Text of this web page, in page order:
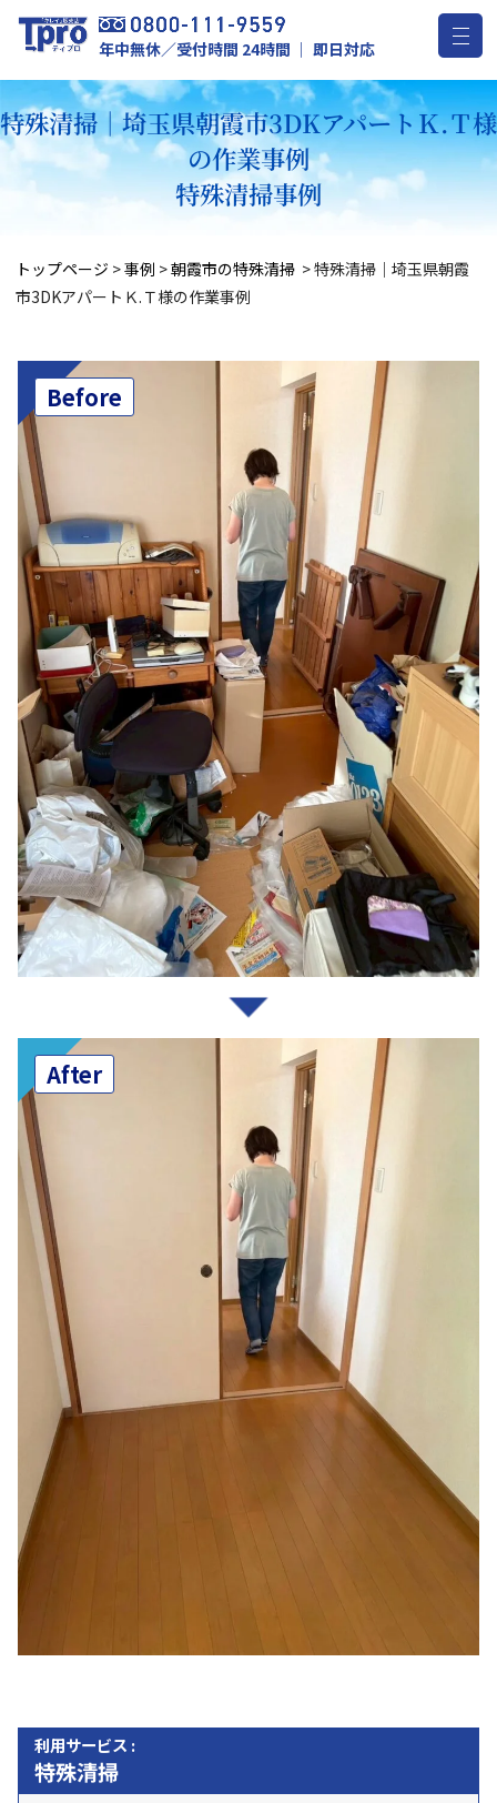
年中無休／受付時間 24時間 ｜ 即日対応
特殊清掃｜埼玉県朝霞市3DKアパートＫ.Ｔ様
の作業事例
特殊清掃事例
トップページ >事例 >朝霞市の特殊清掃 >特殊清掃｜埼玉県朝霞
市3DKアパートＫ.Ｔ様の作業事例
Before
After
利用サービス :
特殊清掃